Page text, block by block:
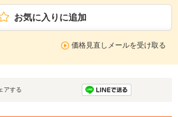
お気に入りに追加
価格見直しメールを受け取る
アする